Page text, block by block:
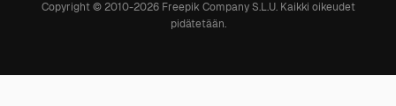
Copyright © 2010-2026Freepik Company S.L.U. Kaikki oikeudet
pidätetään.